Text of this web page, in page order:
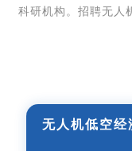
科研机构。 招聘无人
无人机低空经